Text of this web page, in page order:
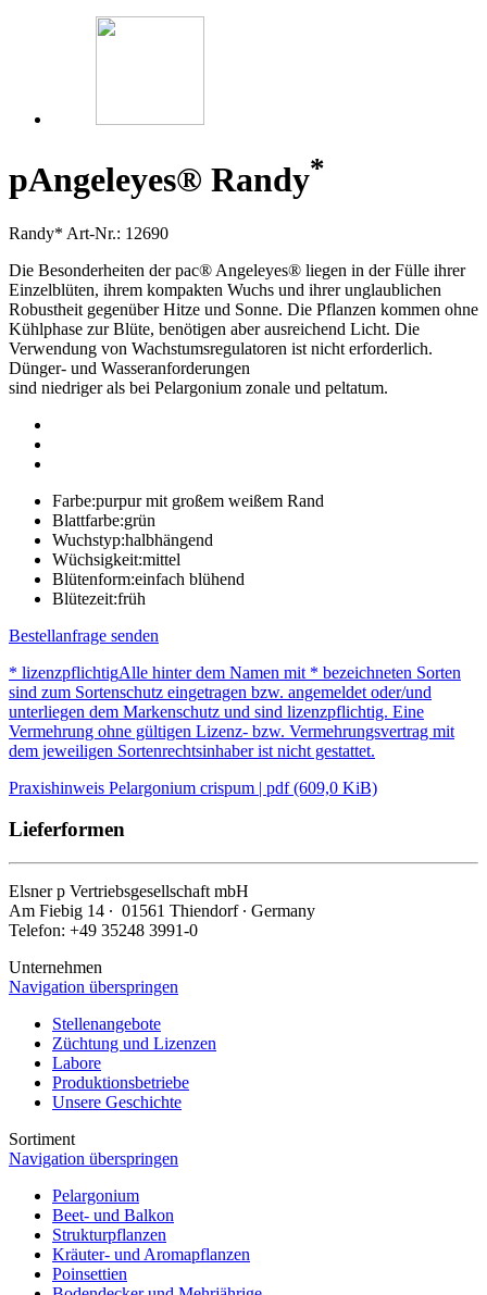
pAngeleyes® Randy*
Randy* Art-Nr.: 12690
Die Besonderheiten der pac® Angeleyes® liegen in der Fülle ihrer
Einzelblüten, ihrem kompakten Wuchs und ihrer unglaublichen
Robustheit gegenüber Hitze und Sonne. Die Pflanzen kommen ohne
Kühlphase zur Blüte, benötigen aber ausreichend Licht. Die
Verwendung von Wachstumsregulatoren ist nicht erforderlich.
Dünger- und Wasseranforderungen
sind niedriger als bei Pelargonium zonale und peltatum.
Farbe:purpur mit großem weißem Rand
Blattfarbe:grün
Wuchstyp:halbhängend
Wüchsigkeit:mittel
Blütenform:einfach blühend
Blütezeit:früh
Bestellanfrage senden
* lizenzpflichtigAlle hinter dem Namen mit * bezeichneten Sorten
sind zum Sortenschutz eingetragen bzw. angemeldet oder/und
unterliegen dem Markenschutz und sind lizenzpflichtig. Eine
Vermehrung ohne gültigen Lizenz- bzw. Vermehrungsvertrag mit
dem jeweiligen Sortenrechtsinhaber ist nicht gestattet.
Praxishinweis Pelargonium crispum | pdf (609,0 KiB)
Lieferformen
Elsnerp Vertriebsgesellschaft mbH
Am Fiebig 14 ∙ 01561 Thiendorf ∙ Germany
Telefon: +49 35248 3991-0
Unternehmen
Navigation überspringen
Stellenangebote
Züchtung und Lizenzen
Labore
Produktionsbetriebe
Unsere Geschichte
Sortiment
Navigation überspringen
Pelargonium
Beet- und Balkon
Strukturpflanzen
Kräuter- und Aromapflanzen
Poinsettien